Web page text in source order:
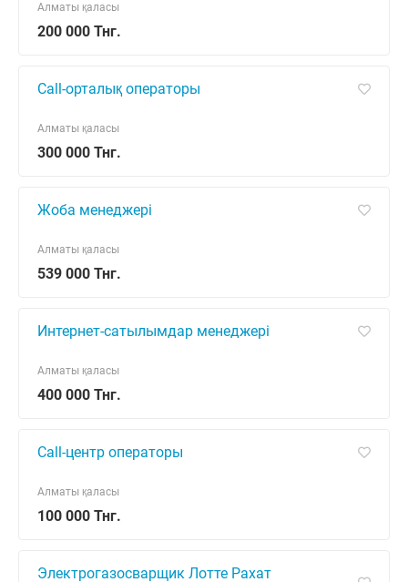
200 000 Тнг.
Алматы қаласы
Call-орталық операторы
300 000 Тнг.
Алматы қаласы
Жоба менеджері
539 000 Тнг.
Алматы қаласы
Интернет-сатылымдар менеджері
400 000 Тнг.
Алматы қаласы
Call-центр операторы
100 000 Тнг.
Алматы қаласы
Электрогазосварщик Лотте Рахат